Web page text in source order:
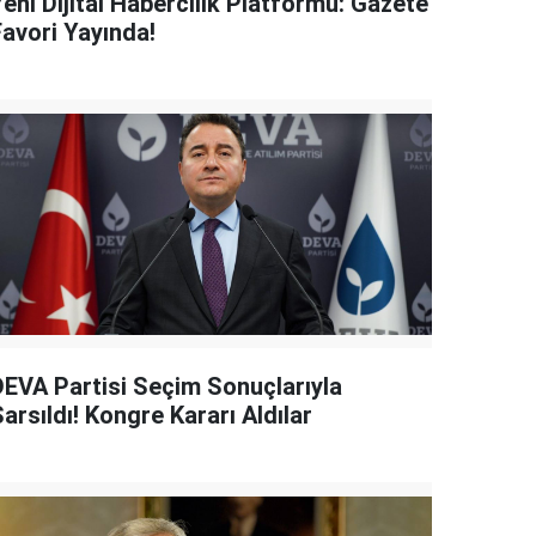
Yayında!
Partisi Seçim Sonuçlarıyla
Kongre Kararı Aldılar